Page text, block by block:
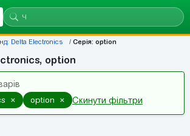
Delta Electronics Серія: option
option
× option × Скинути фільтри